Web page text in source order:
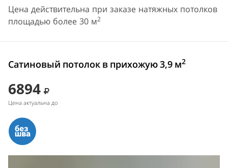
Цена действительна при заказе натяжных потолков
площадью более 30 м2
Сатиновый потолок в прихожую 3,9 м2
6894
Цена актуальна до